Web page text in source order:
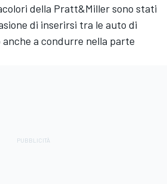
della Pratt&Miller sono stati
di inserirsi tra le auto di
a condurre nella parte